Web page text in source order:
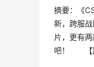
摘要：《
新，跨服
片，更有
吧！ 【跨,